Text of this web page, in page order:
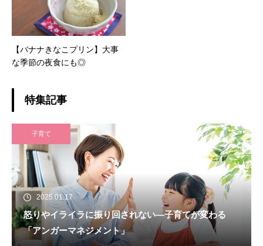
【バナナきなこプリン】大事
な季節の夜食にも◎
特集記事
子育て
2025.01.17
怒りやイライラに振り回されない―子育てが変わる
「アンガーマネジメント」